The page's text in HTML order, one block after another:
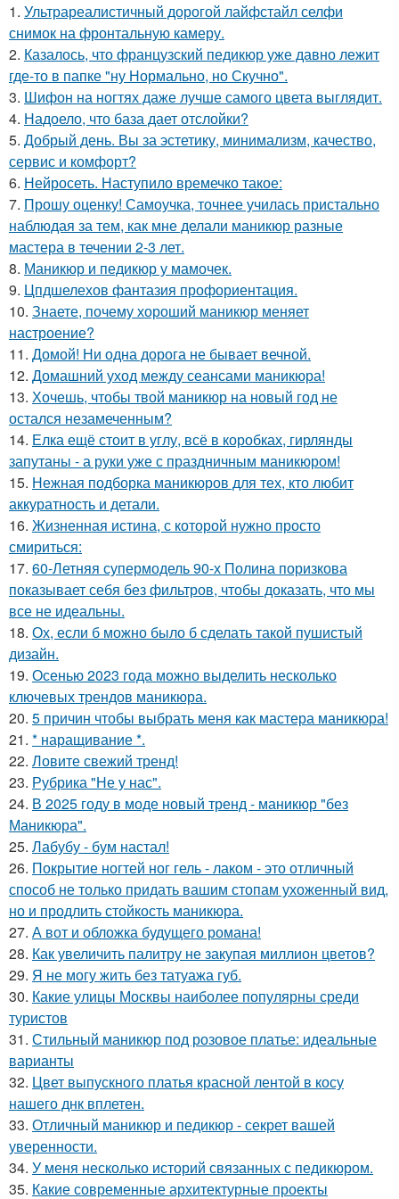
1. Ультрареалистичный дорогой лайфстайл селфи
снимок на фронтальную камеру.
2. Казалось, что французский педикюр уже давно лежит
где-то в папке "ну Нормально, но Скучно".
3. Шифон на ногтях даже лучше самого цвета выглядит.
4. Надоело, что база дает отслойки?
5. Добрый день. Вы за эстетику, минимализм, качество,
сервис и комфорт?
6. Нейросеть. Наступило времечко такое:
7. Прошу оценку! Самоучка, точнее училась пристально
наблюдая за тем, как мне делали маникюр разные
мастера в течении 2-3 лет.
8. Маникюр и педикюр у мамочек.
9. Цпдшелехов фантазия профориентация.
10. Знаете, почему хороший маникюр меняет
настроение?
11. Домой! Ни одна дорога не бывает вечной.
12. Домашний уход между сеансами маникюра!
13. Хочешь, чтобы твой маникюр на новый год не
остался незамеченным?
14. Елка ещё стоит в углу, всё в коробках, гирлянды
запутаны - а руки уже с праздничным маникюром!
15. Нежная подборка маникюров для тех, кто любит
аккуратность и детали.
16. Жизненная истина, с которой нужно просто
смириться:
17. 60-Летняя супермодель 90-х Полина поризкова
показывает себя без фильтров, чтобы доказать, что мы
все не идеальны.
18. Ох, если б можно было б сделать такой пушистый
дизайн.
19. Осенью 2023 года можно выделить несколько
ключевых трендов маникюра.
20. 5 причин чтобы выбрать меня как мастера маникюра!
21. * наращивание *.
22. Ловите свежий тренд!
23. Рубрика "Не у нас".
24. В 2025 году в моде новый тренд - маникюр "без
Маникюра".
25. Лабубу - бум настал!
26. Покрытие ногтей ног гель - лаком - это отличный
способ не только придать вашим стопам ухоженный вид,
но и продлить стойкость маникюра.
27. А вот и обложка будущего романа!
28. Как увеличить палитру не закупая миллион цветов?
29. Я не могу жить без татуажа губ.
30. Какие улицы Москвы наиболее популярны среди
туристов
31. Стильный маникюр под розовое платье: идеальные
варианты
32. Цвет выпускного платья красной лентой в косу
нашего днк вплетен.
33. Отличный маникюр и педикюр - секрет вашей
уверенности.
34. У меня несколько историй связанных с педикюром.
35. Какие современные архитектурные проекты